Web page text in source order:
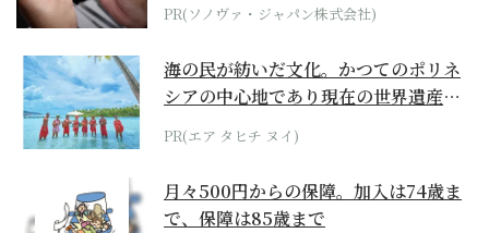
PR(ソノヴァ・ジャパン株式会社)
海の民が紡いだ文化。かつてのポリネ
シアの中心地であり現在の世界遺産か
らみえてくる...
PR(エア タヒチ ヌイ)
月々500円からの保障。加入は74歳ま
で、保障は85歳まで